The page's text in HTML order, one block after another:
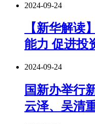
2024-09-24
【新华解读
能力 促进投
2024-09-24
国新办举行
云泽、吴清